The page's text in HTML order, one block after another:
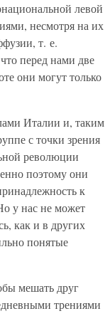
левой
несмотря на их
т. е.
перед нами две
они могут только
Италии и, таким
с точки зрения
революции
поэтому они
к
у нас не может
как и в других
понятые
мешать друг
трениями